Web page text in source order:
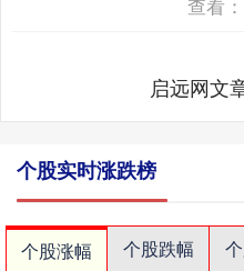
查看：
启远网文
个股实时涨跌榜
个股涨幅 个股跌幅